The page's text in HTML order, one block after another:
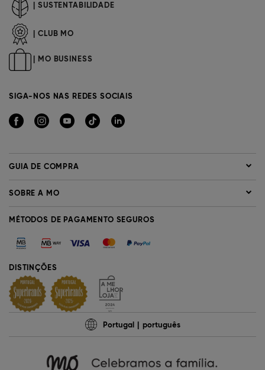
| SUSTENTABILIDADE
| CLUB MO
| MO BUSINESS
SIGA-NOS NAS REDES SOCIAIS
GUIA DE COMPRA
SOBRE A MO
MÉTODOS DE PAGAMENTO SEGUROS
DISTINÇÕES
Portugal português